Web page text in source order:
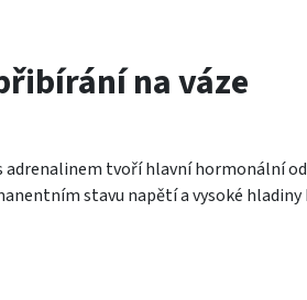
na váze
tvoří hlavní hormonální
stavu napětí a vysoké